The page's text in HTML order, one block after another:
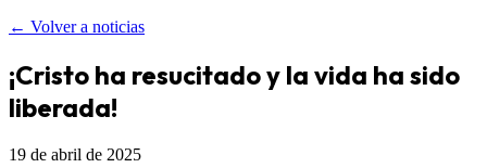
← Volver a noticias
¡Cristo ha resucitado y la vida ha sido
liberada!
19 de abril de 2025